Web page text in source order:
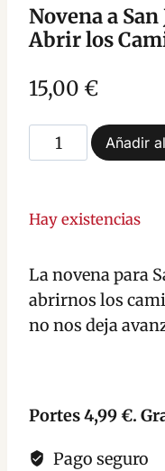
Novena a
Abrir los
15,00 €
La novena para
abrirnos los
no nos deja
Hay existencias
Novena
a
Juan
Abrir
los
Caminos
Añadir
Portes 4,99 €.
Pago seguro